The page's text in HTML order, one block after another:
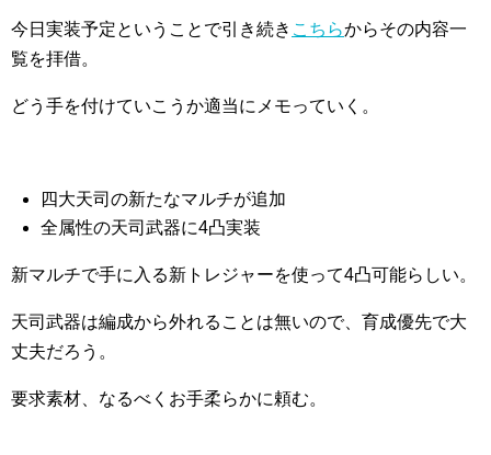
今日実装予定ということで引き続き こちらからその内容一
覧を拝借。
どう手を付けていこうか適当にメモっていく。
四大天司の新たなマルチが追加
全属性の天司武器に4凸実装
新マルチで手に入る新トレジャーを使って4凸可能らしい。
天司武器は編成から外れることは無いので、育成優先で大
丈夫だろう。
要求素材、なるべくお手柔らかに頼む。